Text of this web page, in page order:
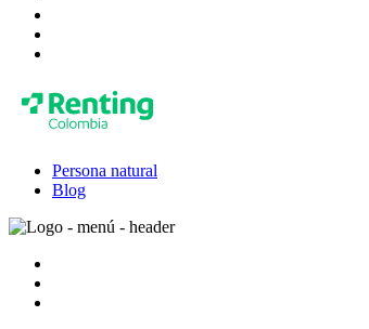
Persona natural
Blog